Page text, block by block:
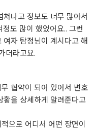
나고 정보도 너무 많아서
도 많이 했었어요.. 그런
자 탐정님이 계시다고 해
더라고요.
협약이 되어 있어서 변호
을 상세하게 알려준다고
으로 어디서 어떤 장면이